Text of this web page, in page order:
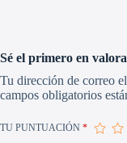
Sé el primero en
Tu dirección de correo
campos obligatorios
TU PUNTUACIÓN *